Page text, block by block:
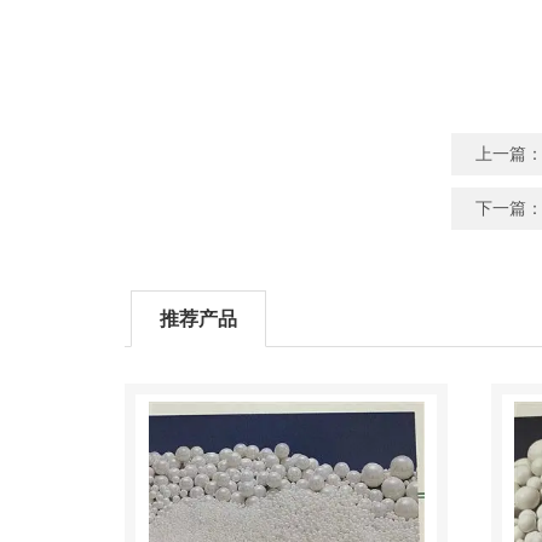
上一篇：
下一篇：
推荐产品